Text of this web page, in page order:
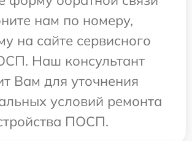
нам по номеру,
на сайте сервисного
Наш консультант
Вам для уточнения
условий ремонта
ПОСП.